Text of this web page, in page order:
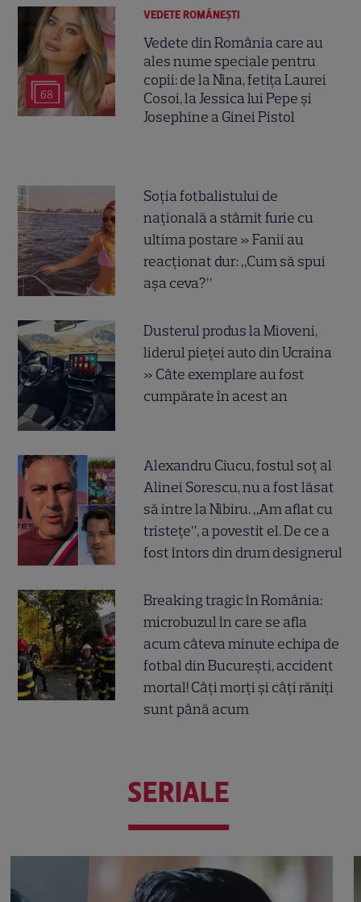
68
VEDETE ROMÂNEŞTI
Vedete din România care au
ales nume speciale pentru
copii: de la Nina, fetița Laurei
Cosoi, la Jessica lui Pepe și
Josephine a Ginei Pistol
Soția fotbalistului de
națională a stârnit furie cu
ultima postare » Fanii au
reacționat dur: „Cum să spui
așa ceva?”
Dusterul produs la Mioveni,
liderul pieței auto din Ucraina
» Câte exemplare au fost
cumpărate în acest an
Alexandru Ciucu, fostul soț al
Alinei Sorescu, nu a fost lăsat
să intre la Nibiru. „Am aflat cu
tristețe”, a povestit el. De ce a
fost întors din drum designerul
Breaking tragic în România:
microbuzul în care se afla
acum câteva minute echipa de
fotbal din București, accident
mortal! Câți morți și câți răniți
sunt până acum
SERIALE